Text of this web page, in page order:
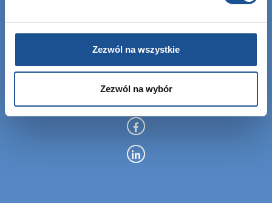
Zezwól na wszystkie
Zezwól na wybór
+48 12 307 06 35
info@ebisgroup.com